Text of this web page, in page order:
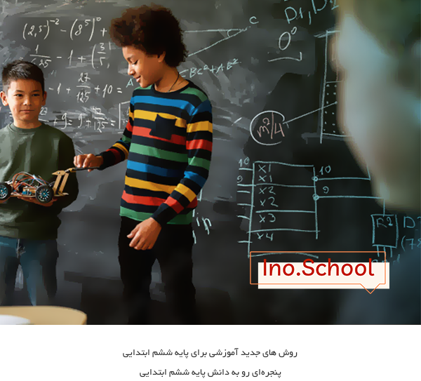
روش های جدید آموزشی برای پایه ششم ابتدایی
پنجره‌ای رو به دانش پایه ششم ابتدایی